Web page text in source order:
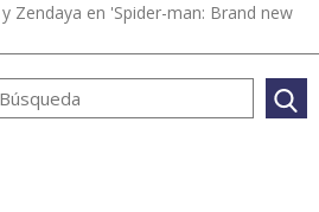
Zendaya en 'Spider-man: Brand new